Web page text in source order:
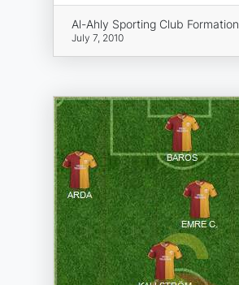
Al-Ahly Sporting Club Formation
July 7, 2010